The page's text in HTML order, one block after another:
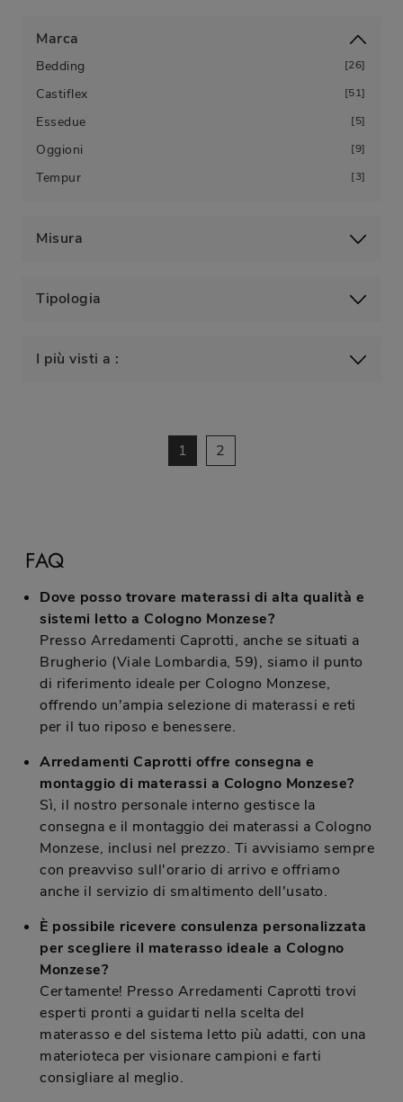
Marca
Bedding 26
Castiflex 51
Essedue 5
Oggioni 9
Tempur 3
Misura
Tipologia
I più visti a :
1 2
FAQ
Dove posso trovare materassi di alta qualità e
sistemi letto a Cologno Monzese?
Presso Arredamenti Caprotti, anche se situati a
Brugherio (Viale Lombardia, 59), siamo il punto
di riferimento ideale per Cologno Monzese,
offrendo un'ampia selezione di materassi e reti
per il tuo riposo e benessere.
Arredamenti Caprotti offre consegna e
montaggio di materassi a Cologno Monzese?
Sì, il nostro personale interno gestisce la
consegna e il montaggio dei materassi a Cologno
Monzese, inclusi nel prezzo. Ti avvisiamo sempre
con preavviso sull'orario di arrivo e offriamo
anche il servizio di smaltimento dell'usato.
È possibile ricevere consulenza personalizzata
per scegliere il materasso ideale a Cologno
Monzese?
Certamente! Presso Arredamenti Caprotti trovi
esperti pronti a guidarti nella scelta del
materasso e del sistema letto più adatti, con una
materioteca per visionare campioni e farti
consigliare al meglio.